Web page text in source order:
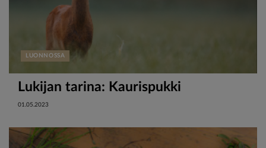
LUONNOSSA
Lukijan tarina: Kaurispukki
01.05.2023